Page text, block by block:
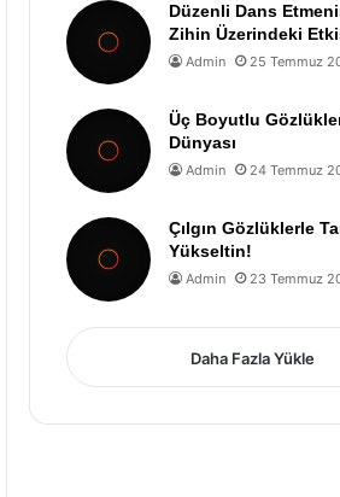
Düzenli Dans
Zihin Üzerindeki
Admin 25 Temmuz
Üç Boyutlu
Dünyası
Admin 24 Temmuz
Çılgın Gözlüklerle
Yükseltin!
Admin 23 Temmuz
Daha Fazla Yükle